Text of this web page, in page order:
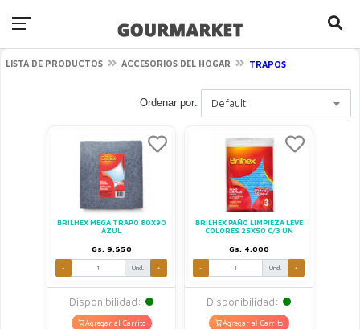
LISTA DE PRODUCTOS ACCESORIOS DEL HOGAR TRAPOS
Ordenar por: Default
BRILHEX MEGA TRAPO 80X90
AZUL
Gs. 9.550
- Und. +
Disponibilidad:
Agregar al Carrito
BRILHEX PAÑO LIMPIEZA LEVE
COLORES 25X50 C/3 UN
Gs. 4.000
- Und. +
Disponibilidad:
Agregar al Carrito